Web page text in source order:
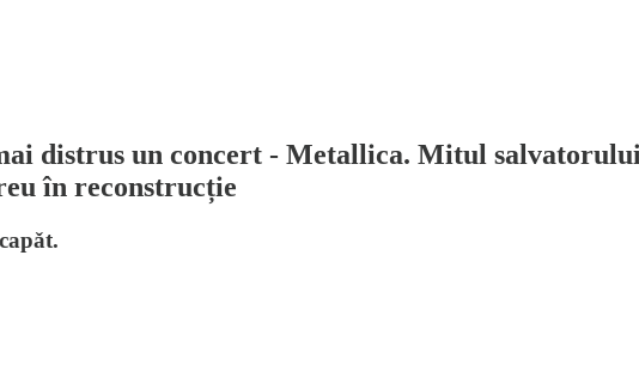
distrus un concert - Metallica. Mitul
în reconstrucție